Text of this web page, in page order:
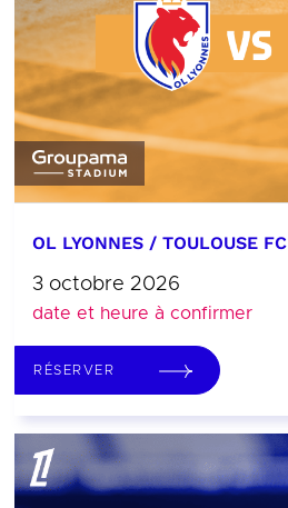
OL LYONNES / TOULOUSE FC
3 octobre 2026
date et heure à confirmer
RÉSERVER